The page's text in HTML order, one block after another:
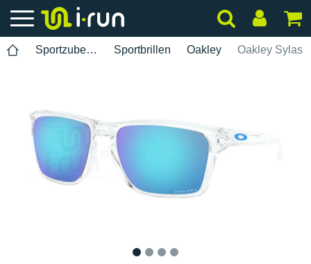
Sportzubehör Sportbrillen Oakley Oakley Sylas